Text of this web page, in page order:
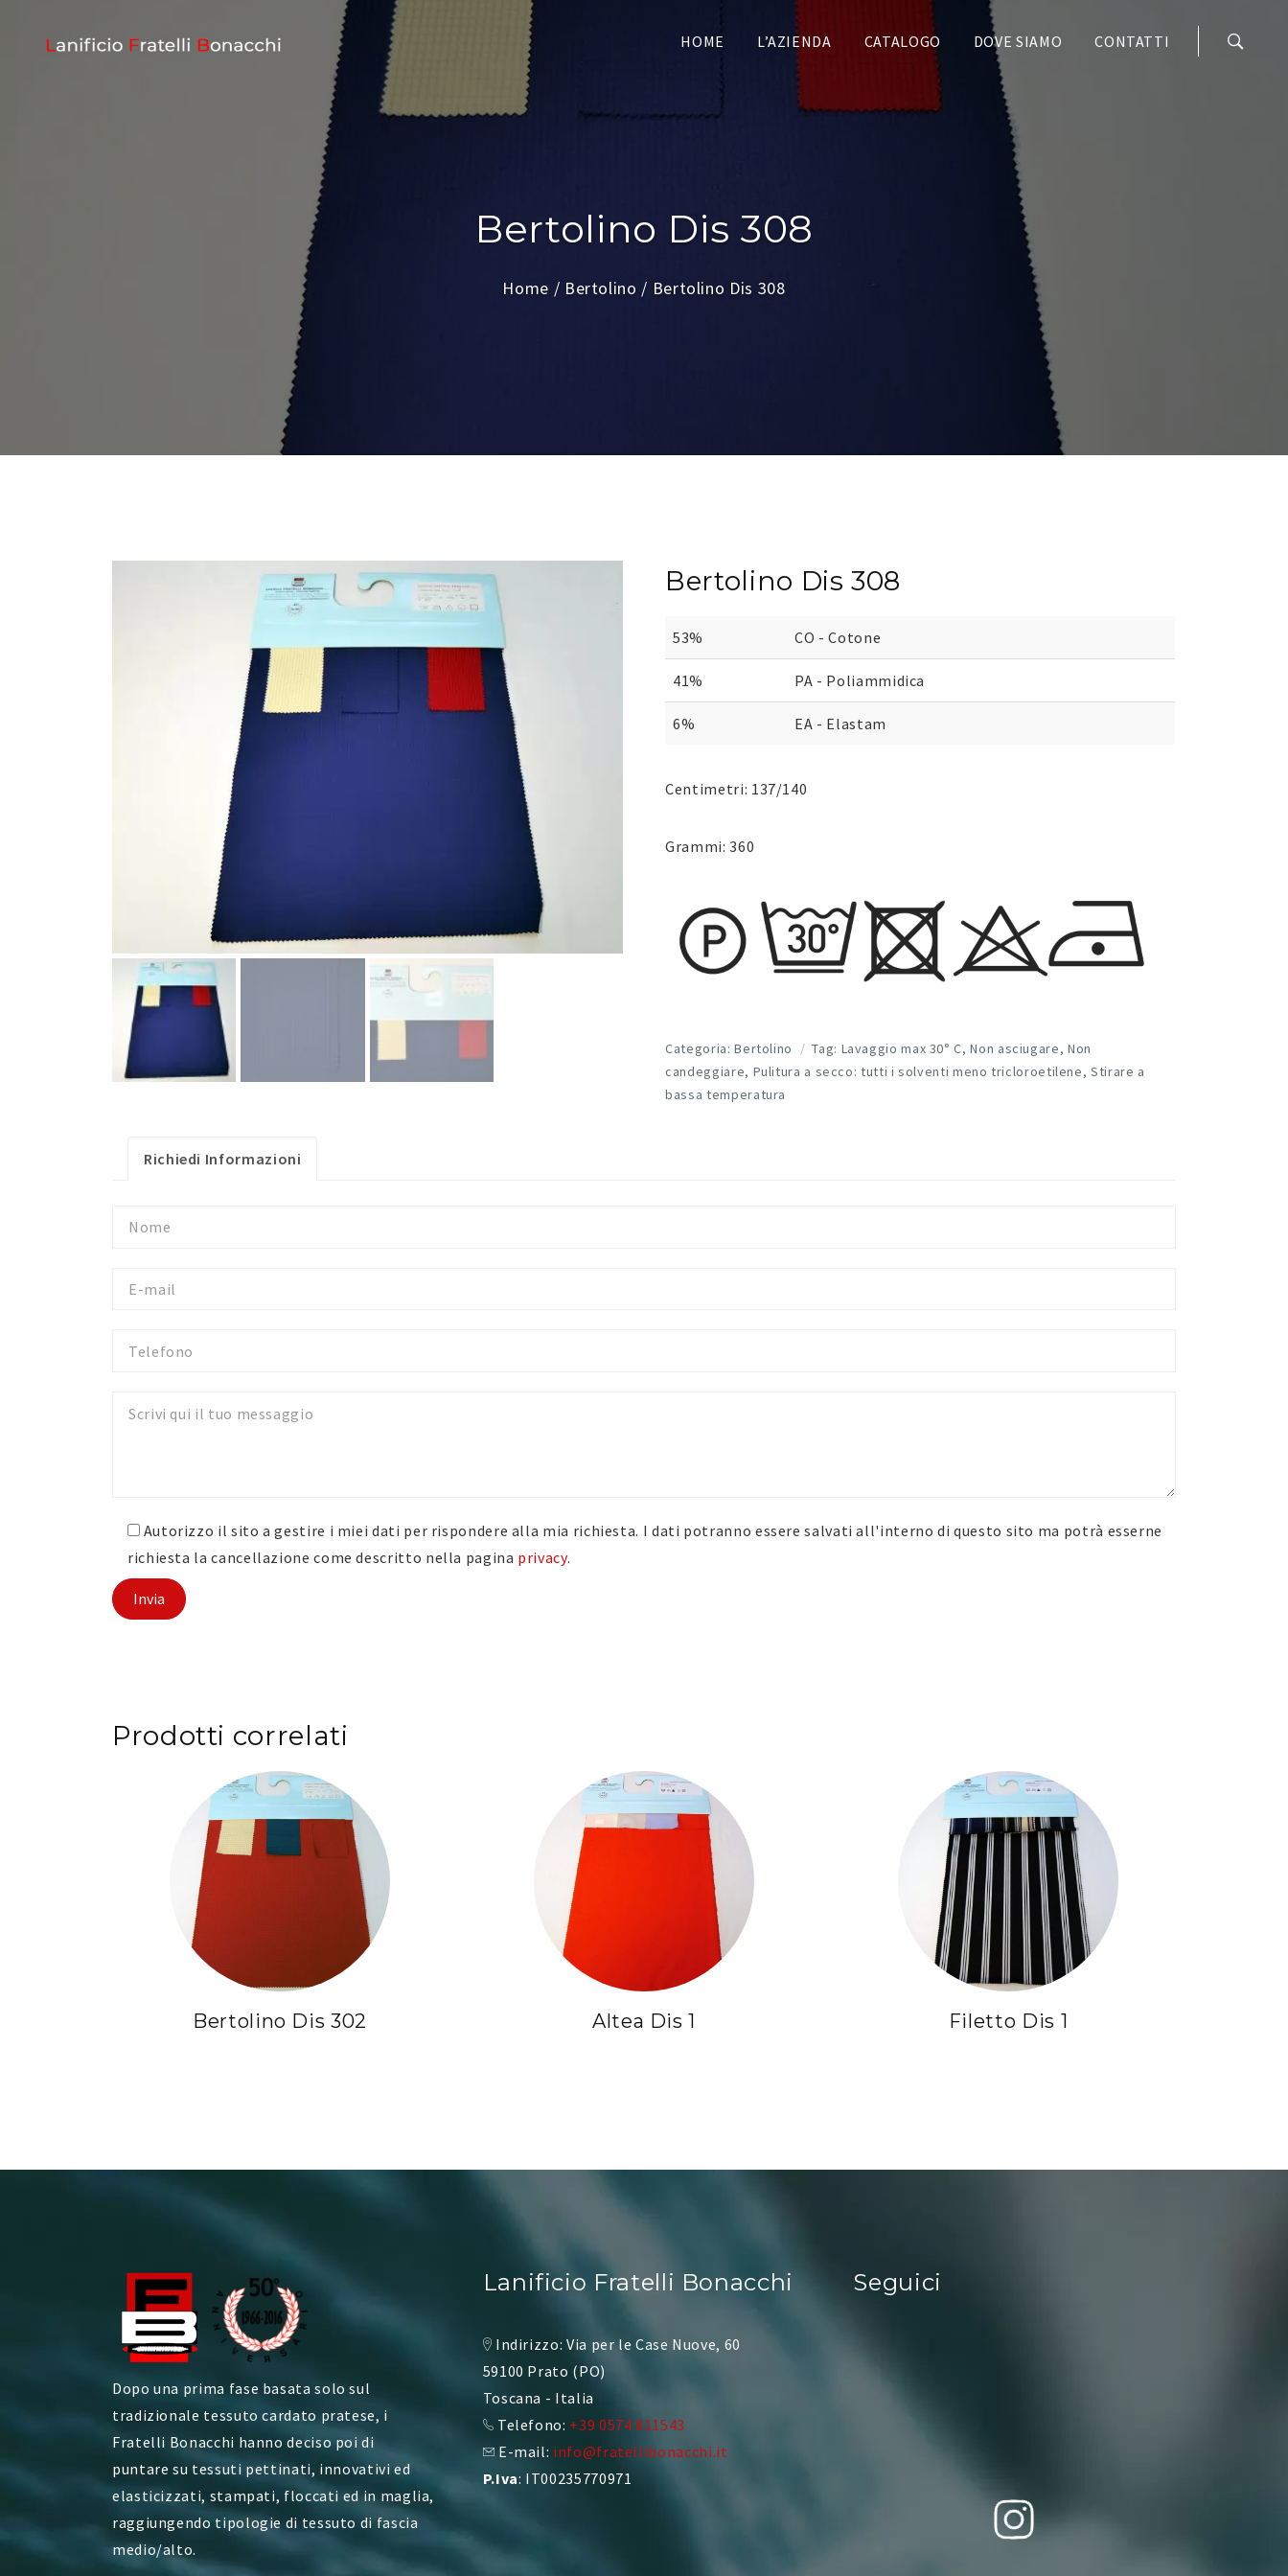
HOME L’AZIENDA CATALOGO DOVE SIAMO CONTATTI
Bertolino Dis 308
Home / Bertolino / Bertolino Dis 308
Bertolino Dis 308
53% CO - Cotone
41% PA - Poliammidica
6% EA - Elastam
Centimetri: 137/140
Grammi: 360
Categoria:Bertolino Tag: Lavaggio max 30° C,Non asciugare, Non
candeggiare, Pulitura a secco: tutti i solventi meno tricloroetilene,Stirare a
bassa temperatura
Richiedi Informazioni
Nome
Telefono
Messaggio
Autorizzo il sito a gestire i miei dati per rispondere alla mia richiesta. I dati potranno essere salvati all'interno di questo sito ma potrà esserne
richiesta la cancellazione come descritto nella pagina privacy.
Prodotti correlati
Bertolino Dis 302 Altea Dis 1 Filetto Dis 1
Dopo una prima fase basata solo sul
tradizionale tessuto cardato pratese, i
Fratelli Bonacchi hanno deciso poi di
puntare su tessuti pettinati, innovativi ed
elasticizzati, stampati, floccati ed in maglia,
raggiungendo tipologie di tessuto di fascia
medio/alto.
Lanificio Fratelli Bonacchi
Indirizzo: Via per le Case Nuove, 60
59100 Prato (PO)
Toscana - Italia
Telefono: +39 0574 811543
E-mail: info@fratellibonacchi.it
P.Iva: IT00235770971
Seguici